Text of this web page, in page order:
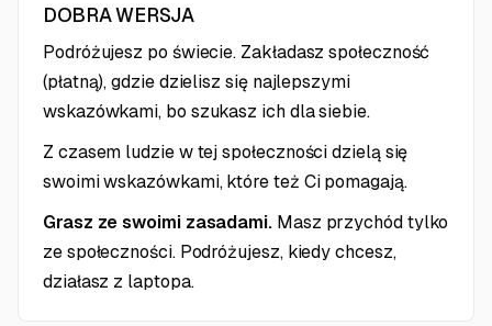
DOBRA WERSJA
Podróżujesz po świecie. Zakładasz społeczność
(płatną), gdzie dzielisz się najlepszymi
wskazówkami, bo szukasz ich dla siebie.
Z czasem ludzie w tej społeczności dzielą się
swoimi wskazówkami, które też Ci pomagają.
Grasz ze swoimi zasadami. Masz przychód tylko
ze społeczności. Podróżujesz, kiedy chcesz,
działasz z laptopa.